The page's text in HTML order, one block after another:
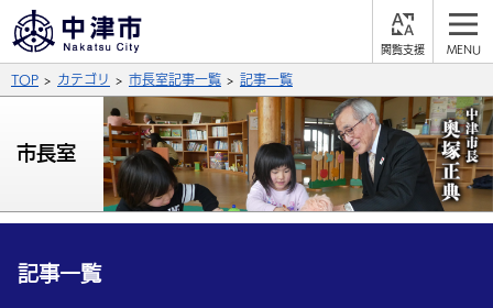
背景色
青
文字の大きさ
拡大 標準 縮小
サイト内検索
TOP カテゴリ 市長室記事一覧 記事一覧
市長室
記事一覧